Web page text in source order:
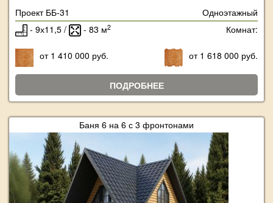
Проект ББ-31
Одноэтажный
- 9х11,5 /
- 83 м2 Комнат:
от 1 410 000 руб. от 1 618 000 руб.
ПОДРОБНЕЕ
Баня 6 на 6 с 3 фронтонами